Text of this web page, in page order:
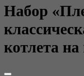
Набор
котлета на